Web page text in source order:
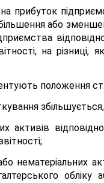
прибуток
або
на різниці,
положення
активів
нематеріальних
обліку